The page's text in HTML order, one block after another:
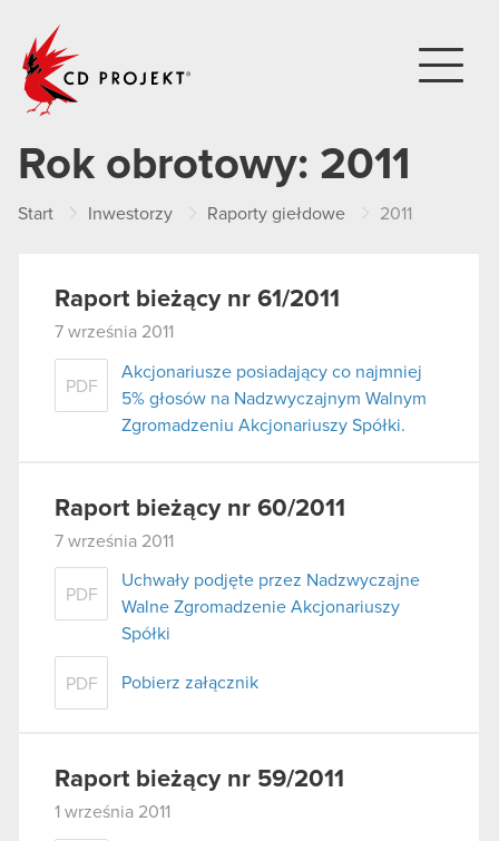
Rok obrotowy: 2011
Start Inwestorzy Raporty giełdowe 2011
Raport bieżący nr 61/2011
7 września 2011
PDF
Akcjonariusze posiadający co najmniej
5% głosów na Nadzwyczajnym Walnym
Zgromadzeniu Akcjonariuszy Spółki.
Raport bieżący nr 60/2011
7 września 2011
PDF
Uchwały podjęte przez Nadzwyczajne
Walne Zgromadzenie Akcjonariuszy
Spółki
PDF Pobierz załącznik
Raport bieżący nr 59/2011
1 września 2011